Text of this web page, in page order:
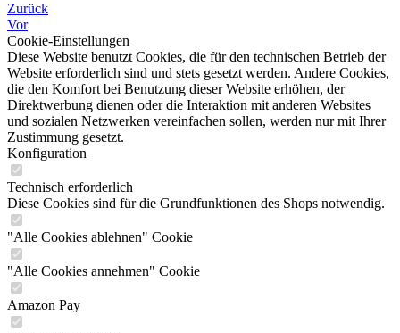
Zurück
Vor
Cookie-Einstellungen
Diese Website benutzt Cookies, die für den technischen Betrieb der
Website erforderlich sind und stets gesetzt werden. Andere Cookies,
die den Komfort bei Benutzung dieser Website erhöhen, der
Direktwerbung dienen oder die Interaktion mit anderen Websites
und sozialen Netzwerken vereinfachen sollen, werden nur mit Ihrer
Zustimmung gesetzt.
Konfiguration
Technisch erforderlich
Diese Cookies sind für die Grundfunktionen des Shops notwendig.
"Alle Cookies ablehnen" Cookie
"Alle Cookies annehmen" Cookie
Amazon Pay